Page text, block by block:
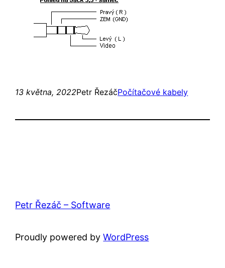
13 května, 2022Petr ŘezáčPočítačové kabely
Petr Řezáč – Software
Proudly powered byWordPress